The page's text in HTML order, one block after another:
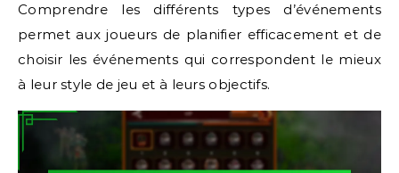
Comprendre les différents types d’événements
permet aux joueurs de planifier efficacement et de
choisir les événements qui correspondent le mieux
à leur style de jeu et à leurs objectifs.